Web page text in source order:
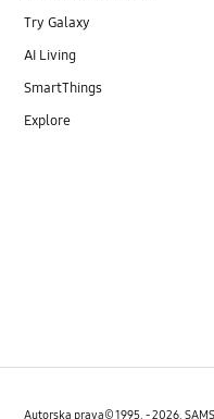
Try Galaxy
AI Living
SmartThings
Explore
Autorska prava© 1995. - 2026.